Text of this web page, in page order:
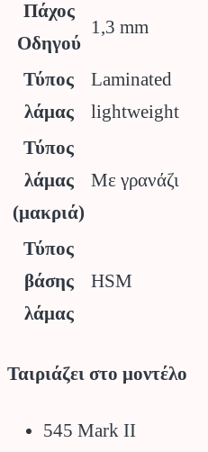
Πάχος
Οδηγού
1,3 mm
Τύπος
λάμας
Laminated
lightweight
Τύπος
λάμας
(μακριά)
Με γρανάζι
Τύπος
βάσης
λάμας
HSM
Ταιριάζει στο μοντέλο
545 Mark II